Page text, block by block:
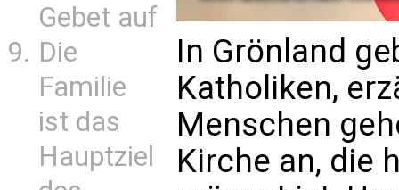
Gebet auf
Die
Familie
ist das
Hauptziel
In Grönland
Katholiken,
Menschen
Kirche an, die